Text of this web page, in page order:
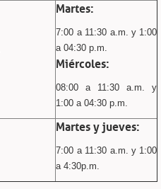
Martes:
7:00 a 11:30 a.m. y 1:00
a 04:30 p.m.
Miércoles:
08:00 a 11:30 a.m. y
1:00 a 04:30 p.m.
Martes y jueves:
7:00 a 11:30 a.m. y 1:00
a 4:30p.m.